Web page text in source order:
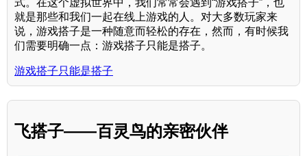
就是那些和我们一起在线上游戏的人。对大多数玩家来
说，游戏搭子是一种随意而轻松的存在，然而，有时候我
们需要明确一点：游戏搭子只能是搭子。
游戏搭子只能是搭子
飞搭子——百灵鸟的亲密伙伴